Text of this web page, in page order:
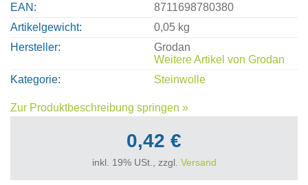
EAN
8711698780380
Artikelgewicht
0,05 kg
Hersteller
Grodan
Weitere Artikel von Grodan
Kategorie
Steinwolle
Zur Produktbeschreibung springen »
0,42 €
inkl. 19% USt., zzgl. Versand